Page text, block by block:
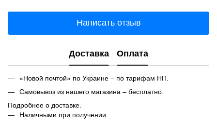
Написать отзыв
Доставка Оплата
«Новой почтой» по Украине – по тарифам НП.
Самовывоз из нашего магазина – бесплатно.
Подробнее о доставке.
Наличными при получении